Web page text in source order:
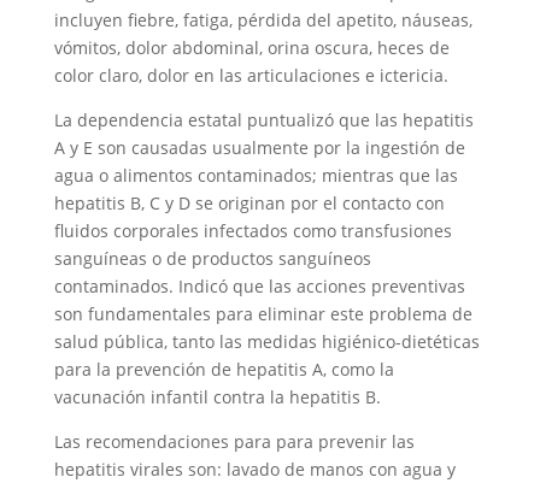
incluyen fiebre, fatiga, pérdida del apetito, náuseas,
vómitos, dolor abdominal, orina oscura, heces de
color claro, dolor en las articulaciones e ictericia.
La dependencia estatal puntualizó que las hepatitis
A y E son causadas usualmente por la ingestión de
agua o alimentos contaminados; mientras que las
hepatitis B, C y D se originan por el contacto con
fluidos corporales infectados como transfusiones
sanguíneas o de productos sanguíneos
contaminados. Indicó que las acciones preventivas
son fundamentales para eliminar este problema de
salud pública, tanto las medidas higiénico-dietéticas
para la prevención de hepatitis A, como la
vacunación infantil contra la hepatitis B.
Las recomendaciones para para prevenir las
hepatitis virales son: lavado de manos con agua y